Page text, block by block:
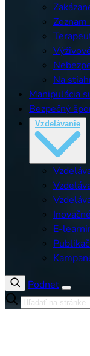
Na
Manipulácia
Bezpečný
Vzdelávanie
E-
Podnet